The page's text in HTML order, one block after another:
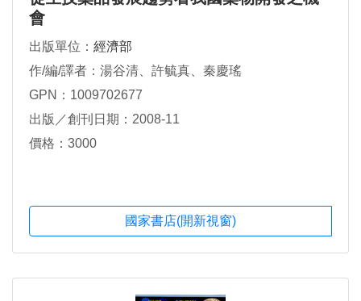
會
出版單位： 經濟部
作/編/譯者：湯谷清、許毓真、秦慶瑤
GPN：1009702677
出版／創刊日期：2008-11
價格：3000
國家書店(開新視窗)